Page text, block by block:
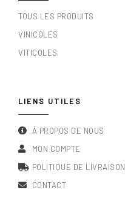
TOUS LES PRODUITS
VINICOLES
VITICOLES
LIENS UTILES
À PROPOS DE NOUS
MON COMPTE
POLITIQUE DE LIVRAISON
CONTACT